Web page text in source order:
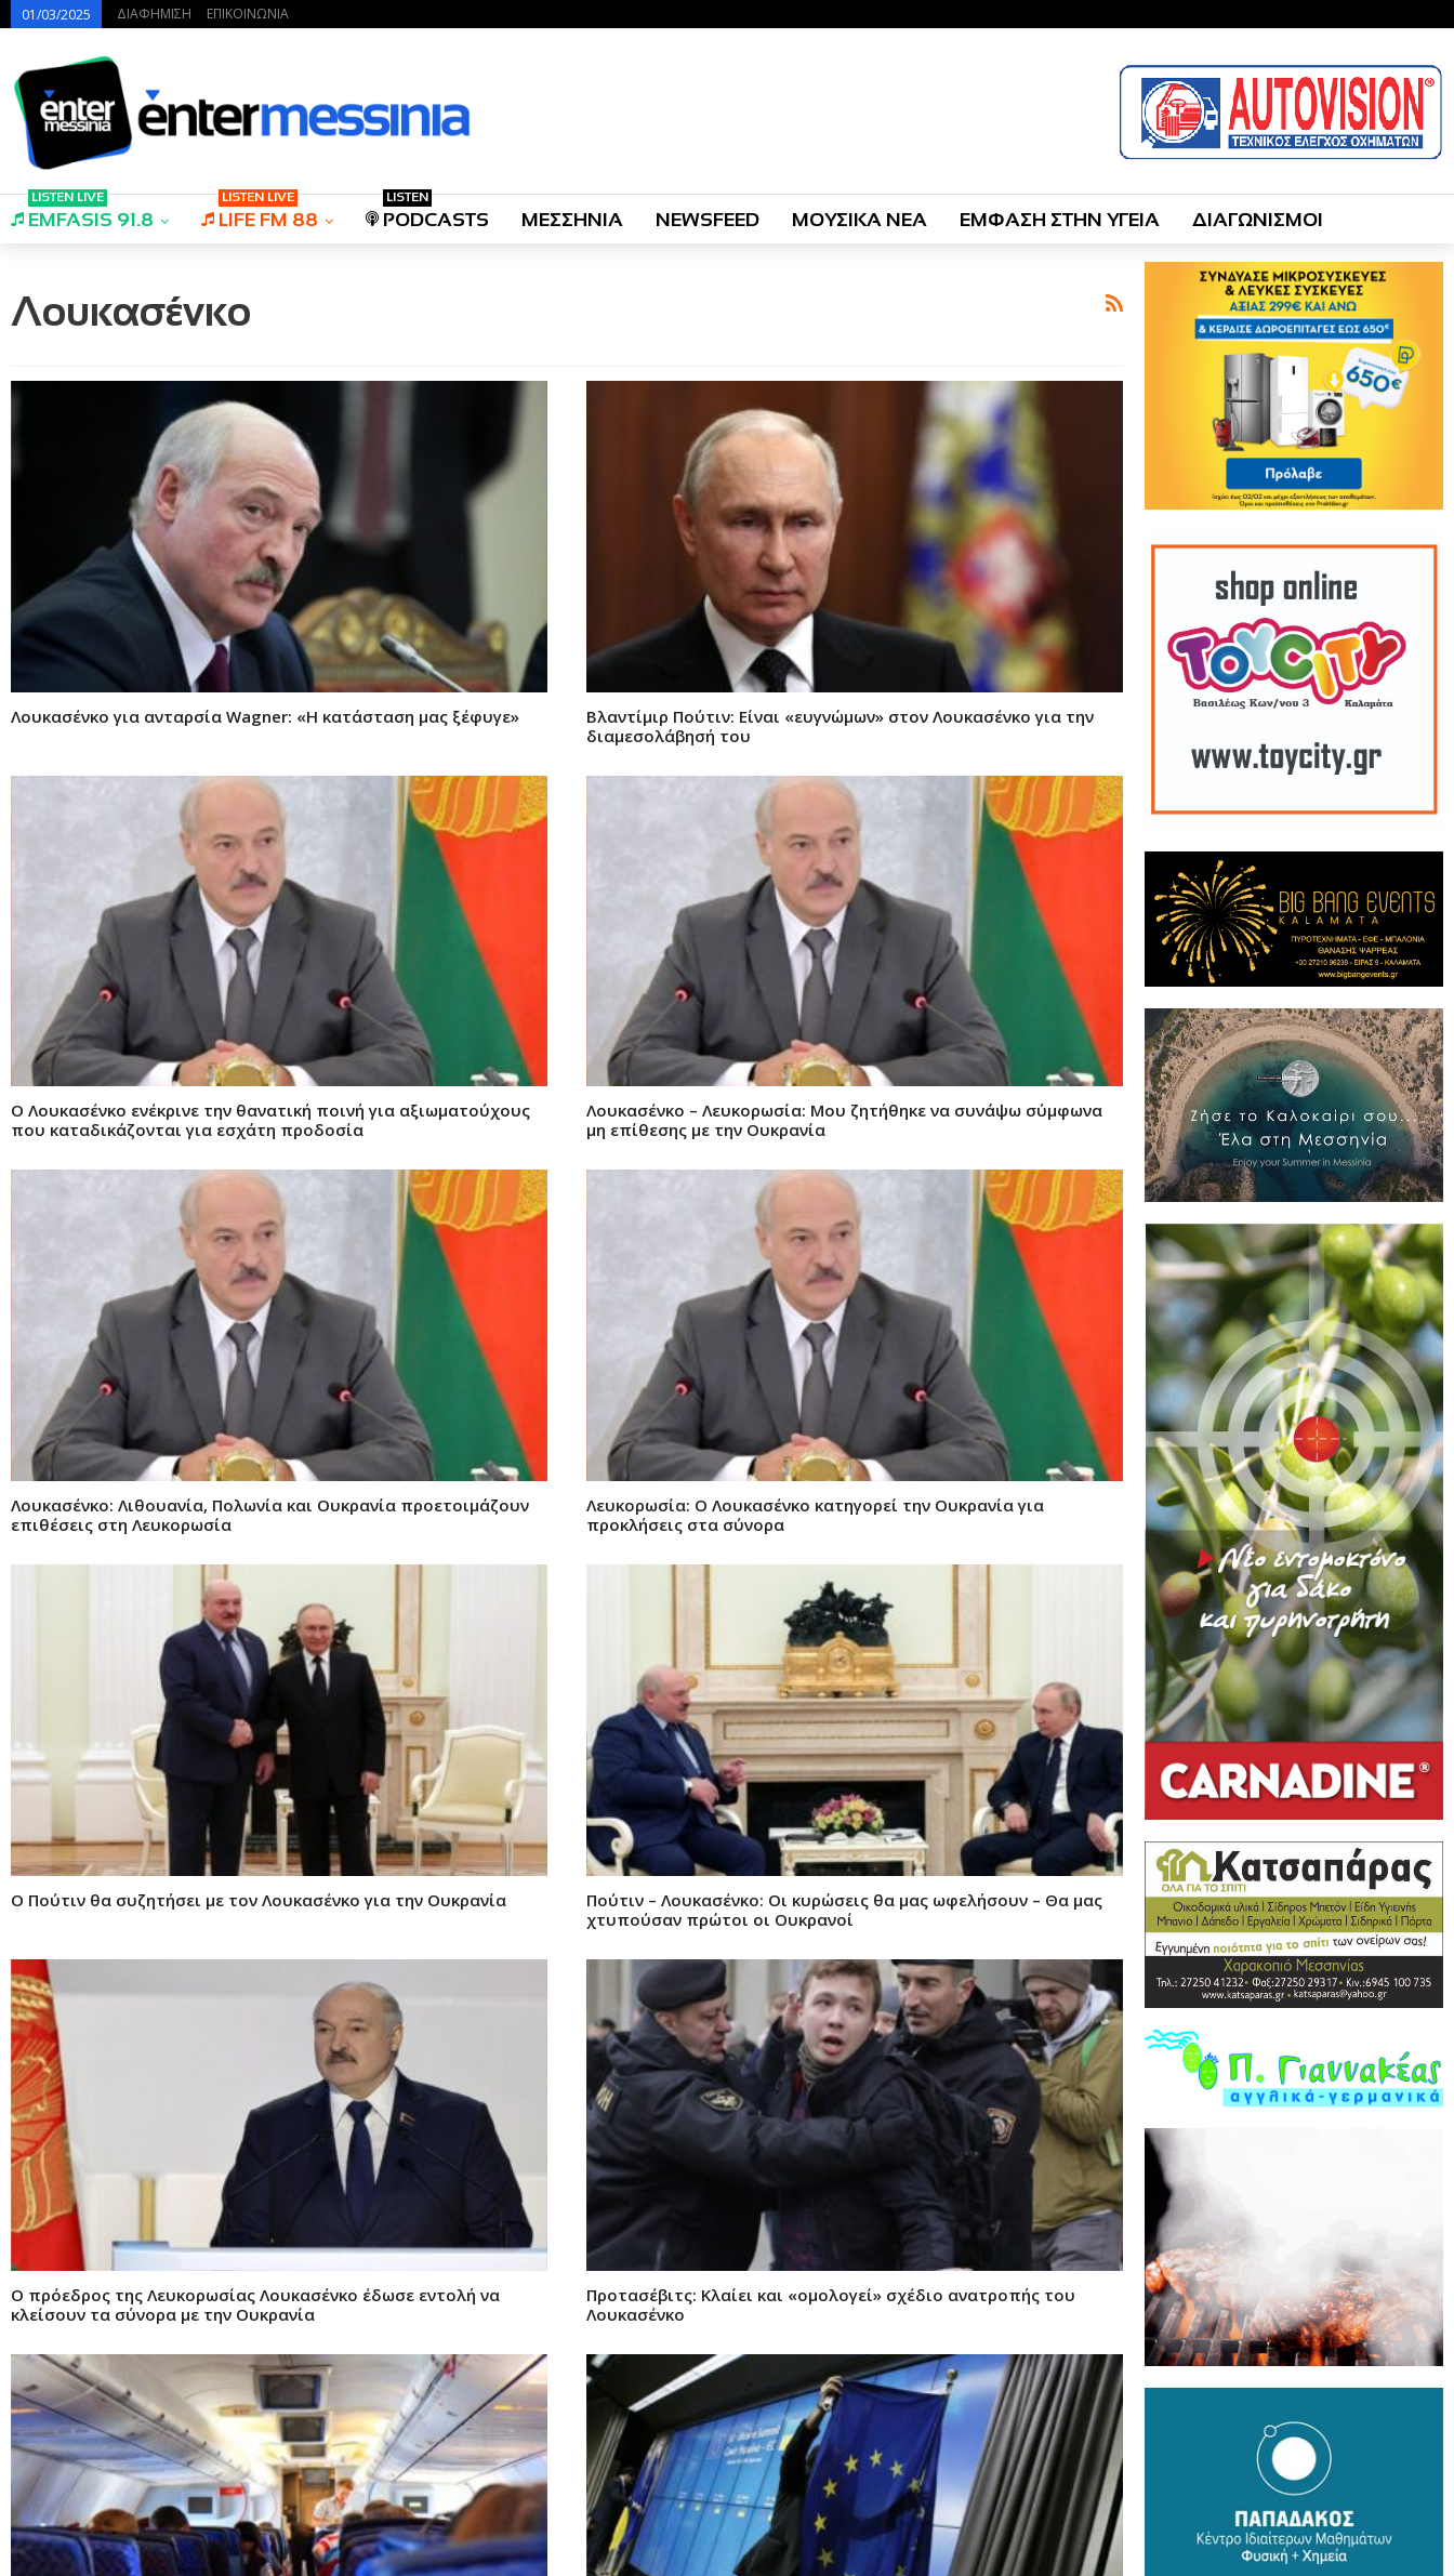
01/03/2025 ΔΙΑΦΗΜΙΣΗ ΕΠΙΚΟΙΝΩΝΙΑ
EMFASIS 91.8
LISTEN LIVE
LIFE FM 88
LISTEN LIVE
PODCASTS
LISTEN
ΜΕΣΣΗΝΙΑ NEWSFEED ΜΟΥΣΙΚΑ ΝΕΑ ΕΜΦΑΣΗ ΣΤΗΝ ΥΓΕΙΑ ΔΙΑΓΩΝΙΣΜΟΙ
Λουκασένκο
Λουκασένκο για ανταρσία Wagner: «Η κατάσταση μας ξέφυγε»
Βλαντίμιρ Πούτιν: Είναι «ευγνώμων» στον Λουκασένκο για την
διαμεσολάβησή του
Ο Λουκασένκο ενέκρινε την θανατική ποινή για αξιωματούχους
που καταδικάζονται για εσχάτη προδοσία
Λουκασένκο – Λευκορωσία: Μου ζητήθηκε να συνάψω σύμφωνα
μη επίθεσης με την Ουκρανία
Λουκασένκο: Λιθουανία, Πολωνία και Ουκρανία προετοιμάζουν
επιθέσεις στη Λευκορωσία
Λευκορωσία: Ο Λουκασένκο κατηγορεί την Ουκρανία για
προκλήσεις στα σύνορα
Ο Πούτιν θα συζητήσει με τον Λουκασένκο για την Ουκρανία
Πούτιν – Λουκασένκο: Οι κυρώσεις θα μας ωφελήσουν – Θα μας
χτυπούσαν πρώτοι οι Ουκρανοί
Ο πρόεδρος της Λευκορωσίας Λουκασένκο έδωσε εντολή να
κλείσουν τα σύνορα με την Ουκρανία
Προτασέβιτς: Κλαίει και «ομολογεί» σχέδιο ανατροπής του
Λουκασένκο